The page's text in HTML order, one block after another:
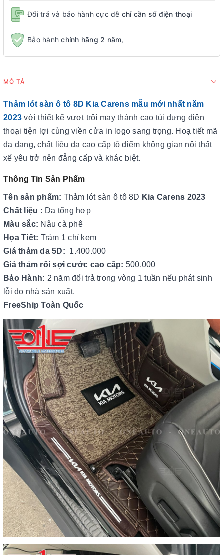
Đổi trả và bảo hành cực dễ chỉ cần số điện thoại
Bảo hànhchính hãng 2 năm,
MÔ TẢ
Thảm lót sàn ô tô 8D Kia Carens mẫu mới nhất năm
2023 với thiết kế vượt trội may thành cao túi đựng điện
thoại tiện lợi cùng viền cửa in logo sang trọng. Hoạ tiết mã
đa dạng, chất liệu da cao cấp tô điểm không gian nội thất
xế yêu trở nên đẳng cấp và khác biệt.
Thông Tin Sản Phẩm
Tên sản phẩm: Thảm lót sàn ô tô 8D Kia Carens 2023
Chất liệu : Da tổng hợp
Màu sắc: Nâu cà phê
Họa Tiết: Trám 1 chỉ kem
Giá thảm da 5D: 1.400.000
Giá thảm rối sợi cước cao cấp: 500.000
Bảo Hành: 2 năm đổi trả trong vòng 1 tuần nếu phát sinh
lỗi do nhà sản xuất.
FreeShip Toàn Quốc